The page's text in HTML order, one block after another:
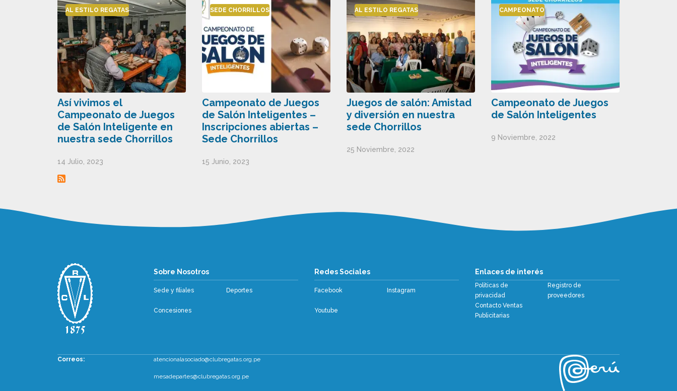
AL ESTILO REGATAS
Así vivimos el
Campeonato de Juegos
de Salón Inteligente en
nuestra sede Chorrillos
14 Julio, 2023
SEDE CHORRILLOS
Campeonato de Juegos
de Salón Inteligentes –
Inscripciones abiertas –
Sede Chorrillos
15 Junio, 2023
AL ESTILO REGATAS
Juegos de salón: Amistad
y diversión en nuestra
sede Chorrillos
25 Noviembre, 2022
CAMPEONATO
Campeonato de Juegos
de Salón Inteligentes
9 Noviembre, 2022
Sobre Nosotros
Sobre Nosotros
Sede y filiales Deportes
Concesiones
Redes Sociales
Facebook Instagram
Youtube
Enlaces de interés
Políticas de
privacidad
Registro de
proveedores
Contacto Ventas
Publicitarias
Correos: atencionalasociado@clubregatas.org.pe
mesadepartes@clubregatas.org.pe